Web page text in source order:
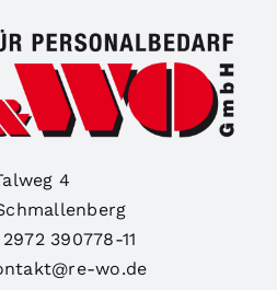
4
390778-11
wo.de